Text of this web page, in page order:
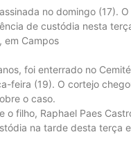
no domingo (17).
de custódia nesta
em Campos
foi enterrado no
feira (19). O cortejo
o caso.
o filho, Raphael Paes
na tarde desta